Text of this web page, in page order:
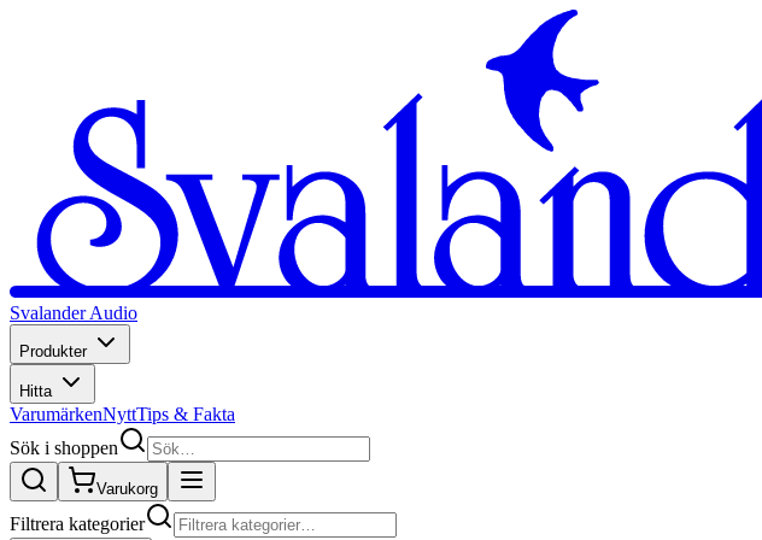
Svalander Audio
Produkter
Hitta
VarumärkenNyttTips & Fakta
Sök i shoppen
Varukorg
Filtrera kategorier